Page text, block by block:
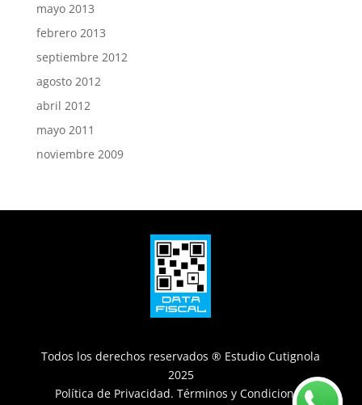
mayo 2013
febrero 2013
septiembre 2012
agosto 2012
abril 2012
mayo 2011
noviembre 2009
Todos los derechos reservados ® Estudio Cutignola
2025
Política de Privacidad.Términos y Condiciones